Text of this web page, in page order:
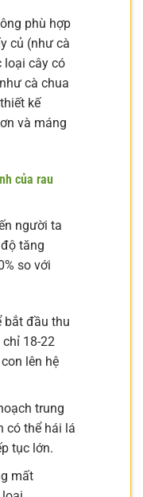
phù hợp
củ (như cà
loại cây có
cà chua
kế
và máng
của rau
người ta
tăng
so với
bắt đầu thu
18-22
lên hệ
trung
có thể hái lá
tục lớn.
mất